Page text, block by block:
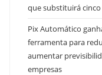
que substituirá
Pix Automático
ferramenta para
aumentar
empresas